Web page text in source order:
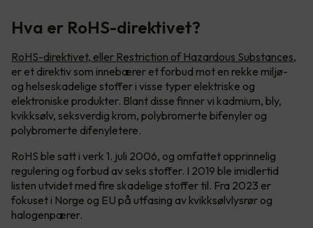
Hva er RoHS-direktivet?
RoHS-direktivet, eller Restriction of Hazardous Substances,
er et direktiv som innebærer et forbud mot en rekke miljø-
og helseskadelige stoffer i visse typer elektriske og
elektroniske produkter. Blant disse finner vi kadmium, bly,
kvikksølv, seksverdig krom, polybromerte bifenyler og
polybromerte difenyletere.
RoHS ble satt i verk 1. juli 2006, og omfattet opprinnelig
regulering og forbud av seks stoffer. I 2019 ble imidlertid
listen utvidet med fire skadelige stoffer til. Fra 2023 er
fokuset i Norge og EU på utfasing av kvikksølvlysrør og
halogenpærer.